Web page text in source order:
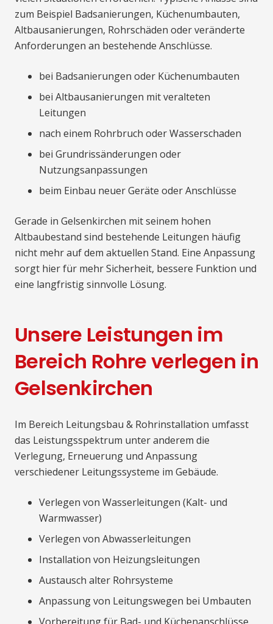
zum Beispiel Badsanierungen, Küchenumbauten,
Altbausanierungen, Rohrschäden oder veränderte
Anforderungen an bestehende Anschlüsse.
bei Badsanierungen oder Küchenumbauten
bei Altbausanierungen mit veralteten
Leitungen
nach einem Rohrbruch oder Wasserschaden
bei Grundrissänderungen oder
Nutzungsanpassungen
beim Einbau neuer Geräte oder Anschlüsse
Gerade in Gelsenkirchen mit seinem hohen
Altbaubestand sind bestehende Leitungen häufig
nicht mehr auf dem aktuellen Stand. Eine Anpassung
sorgt hier für mehr Sicherheit, bessere Funktion und
eine langfristig sinnvolle Lösung.
Unsere Leistungen im
Bereich Rohre verlegen in
Gelsenkirchen
Im Bereich Leitungsbau & Rohrinstallation umfasst
das Leistungsspektrum unter anderem die
Verlegung, Erneuerung und Anpassung
verschiedener Leitungssysteme im Gebäude.
Verlegen von Wasserleitungen (Kalt- und
Warmwasser)
Verlegen von Abwasserleitungen
Installation von Heizungsleitungen
Austausch alter Rohrsysteme
Anpassung von Leitungswegen bei Umbauten
Vorbereitung für Bad- und Küchenanschlüsse